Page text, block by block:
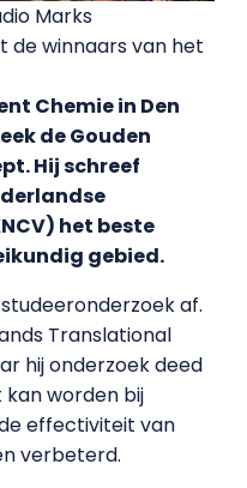
Marks
winnaars van het
Chemie in Den
de Gouden
Hij schreef
het beste
gebied.
af.
Translational
hij onderzoek deed
worden bij
effectiviteit van
verbeterd.